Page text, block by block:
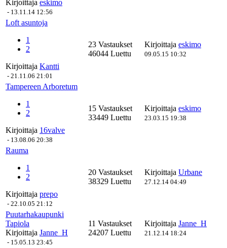
Kirjoittaja eskimo
- 13.11.14 12:56
Loft asuntoja
1
2
Kirjoittaja Kantti
- 21.11.06 21:01
23 Vastaukset
46044 Luettu
Kirjoittaja eskimo
09.05.15 10:32
Tampereen Arboretum
1
2
Kirjoittaja 16valve
- 13.08.06 20:38
15 Vastaukset
33449 Luettu
Kirjoittaja eskimo
23.03.15 19:38
Rauma
1
2
Kirjoittaja prepo
- 22.10.05 21:12
20 Vastaukset
38329 Luettu
Kirjoittaja Urbane
27.12.14 04:49
Puutarhakaupunki
Tapiola
Kirjoittaja Janne_H
- 15.05.13 23:45
11 Vastaukset
24207 Luettu
Kirjoittaja Janne_H
21.12.14 18:24